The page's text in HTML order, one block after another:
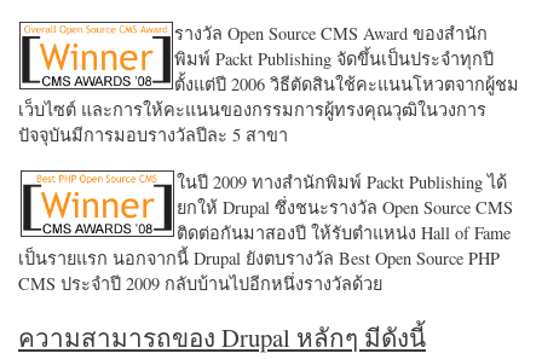
รางวัล Open Source CMS Award ของสำนัก
พิมพ์ Packt Publishing จัดขึ้นเป็นประจำทุกปี
ตั้งแต่ปี 2006 วิธีตัดสินใช้คะแนนโหวตจากผู้ชม
เว็บไซต์ และการให้คะแนนของกรรมการผู้ทรงคุณวุฒิในวงการ
ปัจจุบันมีการมอบรางวัลปีละ 5 สาขา
ในปี 2009 ทางสำนักพิมพ์ Packt Publishing ได้
ยกให้ Drupal ซึ่งชนะรางวัล Open Source CMS
ติดต่อกันมาสองปี ให้รับตำแหน่ง Hall of Fame
เป็นรายแรก นอกจากนี้ Drupal ยังตบรางวัล Best Open Source PHP
CMS ประจำปี 2009 กลับบ้านไปอีกหนึ่งรางวัลด้วย
ความสามารถของ Drupal หลักๆ มีดังนี้